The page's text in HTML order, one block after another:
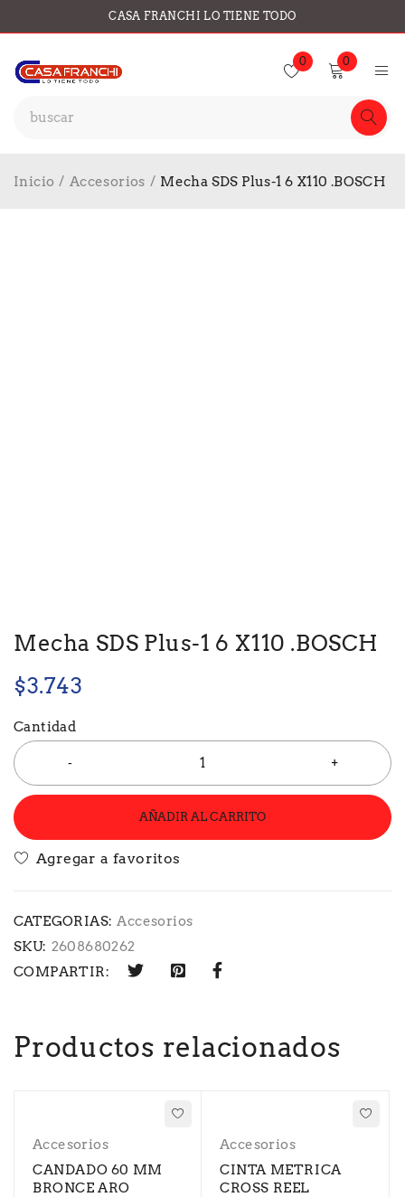
CASA FRANCHI LO TIENE TODO
0 0
Inicio / Accesorios / Mecha SDS Plus-1 6 X110 .BOSCH
Mecha SDS Plus-1 6 X110 .BOSCH
$3.743
Cantidad
AÑADIR AL CARRITO
CATEGORIAS: Accesorios
SKU: 2608680262
COMPARTIR:
Productos relacionados
Accesorios
CANDADO 60 MM
BRONCE ARO
Accesorios
CINTA METRICA
CROSS REEL